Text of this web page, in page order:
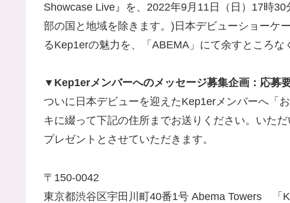
Showcase Live』を、2022年9月11日（日）17時
部の国と地域を除きます。)日本デビューショーケ
るKep1erの魅力を、「ABEMA」にて余すところな
▼Kep1erメンバーへのメッセージ募集企画：応募
ついに日本デビューを迎えたKep1erメンバーへ「
キに綴って下記の住所までお送りください。いた
プレゼントとさせていただきます。
〒150-0042
東京都渋谷区宇田川町40番1号 Abema Towers 「